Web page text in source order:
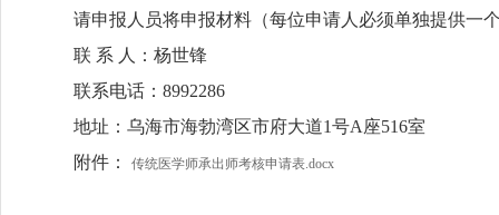
请申报人员将申报材料（每位申请人必须单独提供一个
联 系 人：杨世锋
联系电话：8992286
地址：乌海市海勃湾区市府大道1号A座516室
附件：
传统医学师承出师考核申请表.docx